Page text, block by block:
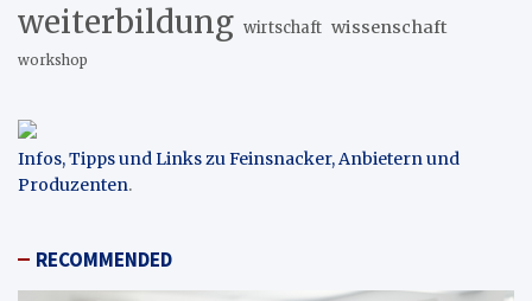
weiterbildung wirtschaft wissenschaft
workshop
Infos, Tipps und Links zu Feinsnacker, Anbietern und
Produzenten.
RECOMMENDED